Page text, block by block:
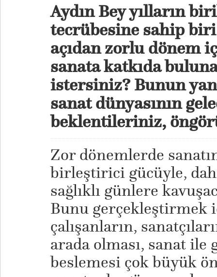
Aydın Bey yılların
tecrübesine sahip
açıdan zorlu dönem
sanata katkıda
istersiniz? Bunun
sanat dünyasının
beklentileriniz,
Zor dönemlerde
birleştirici gücüyle,
sağlıklı günlere
Bunu gerçekleştirmek
çalışanların,
arada olması, sanat ile
beslemesi çok büyük